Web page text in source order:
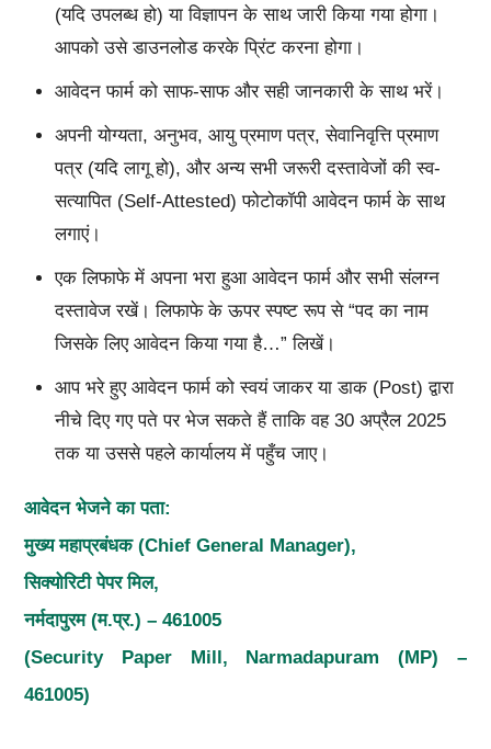
(यदि उपलब्ध हो) या विज्ञापन के साथ जारी किया गया होगा।
आपको उसे डाउनलोड करके प्रिंट करना होगा।
आवेदन फार्म को साफ-साफ और सही जानकारी के साथ भरें।
अपनी योग्यता, अनुभव, आयु प्रमाण पत्र, सेवानिवृत्ति प्रमाण
पत्र (यदि लागू हो), और अन्य सभी जरूरी दस्तावेजों की स्व-
सत्यापित (Self-Attested) फोटोकॉपी आवेदन फार्म के साथ
लगाएं।
एक लिफाफे में अपना भरा हुआ आवेदन फार्म और सभी संलग्न
दस्तावेज रखें। लिफाफे के ऊपर स्पष्ट रूप से “पद का नाम
जिसके लिए आवेदन किया गया है…” लिखें।
आप भरे हुए आवेदन फार्म को स्वयं जाकर या डाक (Post) द्वारा
नीचे दिए गए पते पर भेज सकते हैं ताकि वह 30 अप्रैल 2025
तक या उससे पहले कार्यालय में पहुँच जाए।
आवेदन भेजने का पता:
मुख्य महाप्रबंधक (Chief General Manager),
सिक्योरिटी पेपर मिल,
नर्मदापुरम (म.प्र.) – 461005
(Security Paper Mill, Narmadapuram (MP) –
461005)